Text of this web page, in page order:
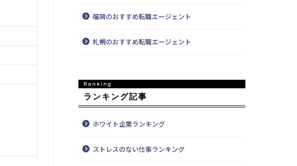
福岡のおすすめ転職エージェント
札幌のおすすめ転職エージェント
ランキング記事
ホワイト企業ランキング
ストレスのない仕事ランキング